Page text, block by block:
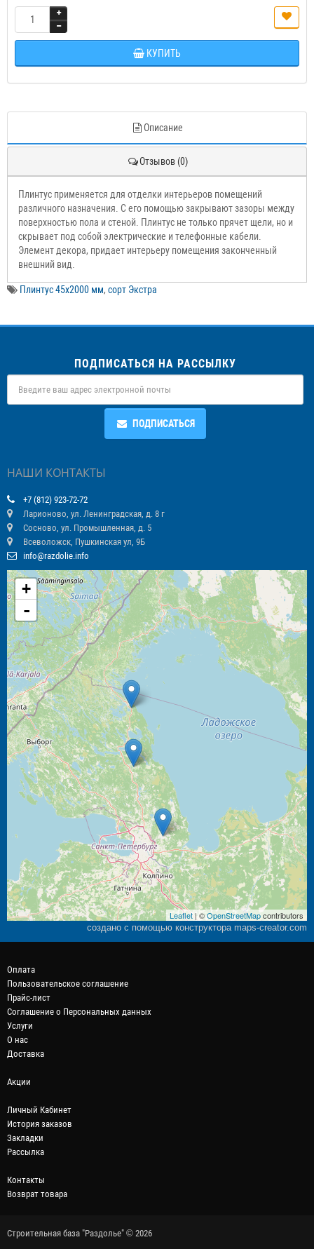
КУПИТЬ
Описание
Отзывов (0)
Плинтус применяется для отделки интерьеров помещений
различного назначения. С его помощью закрывают зазоры между
поверхностью пола и стеной. Плинтус не только прячет щели, но и
скрывает под собой электрические и телефонные кабели.
Элемент декора, придает интерьеру помещения законченный
внешний вид.
Плинтус 45х2000 мм, сорт Экстра
ПОДПИСАТЬСЯ НА РАССЫЛКУ
ПОДПИСАТЬСЯ
НАШИ КОНТАКТЫ
+7 (812) 923-72-72
Ларионово, ул. Ленинградская, д. 8 г
Сосново, ул. Промышленная, д. 5
Всеволожск, Пушкинская ул, 9Б
info@razdolie.info
+
-
Leaflet| ©OpenStreetMapcontributors
создано с помощью конструктора maps-creator.com
Оплата
Пользовательское соглашение
Прайс-лист
Соглашение о Персональных данных
Услуги
О нас
Доставка
Акции
Личный Кабинет
История заказов
Закладки
Рассылка
Контакты
Возврат товара
Строительная база "Раздолье" © 2026